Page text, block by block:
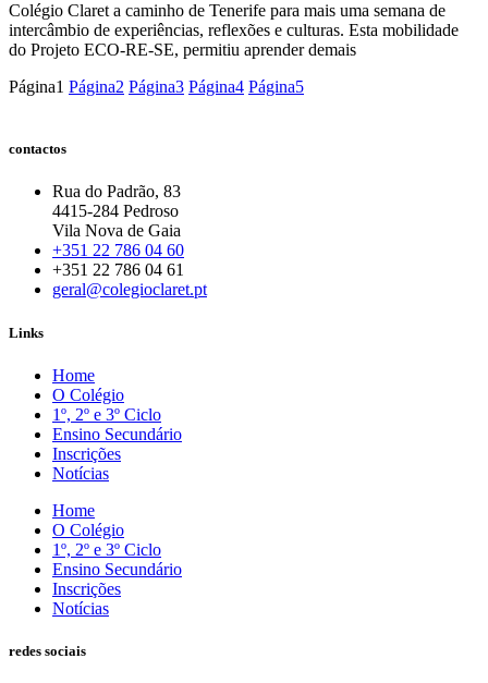
Colégio Claret a caminho de Tenerife para mais uma semana de
intercâmbio de experiências, reflexões e culturas. Esta mobilidade
do Projeto ECO-RE-SE, permitiu aprender demais
Página1 Página2 Página3 Página4 Página5
contactos
Rua do Padrão, 83
4415-284 Pedroso
Vila Nova de Gaia
+351 22 786 04 60
+351 22 786 04 61
geral@colegioclaret.pt
Links
Home
O Colégio
1º, 2º e 3º Ciclo
Ensino Secundário
Inscrições
Notícias
Home
O Colégio
1º, 2º e 3º Ciclo
Ensino Secundário
Inscrições
Notícias
redes sociais